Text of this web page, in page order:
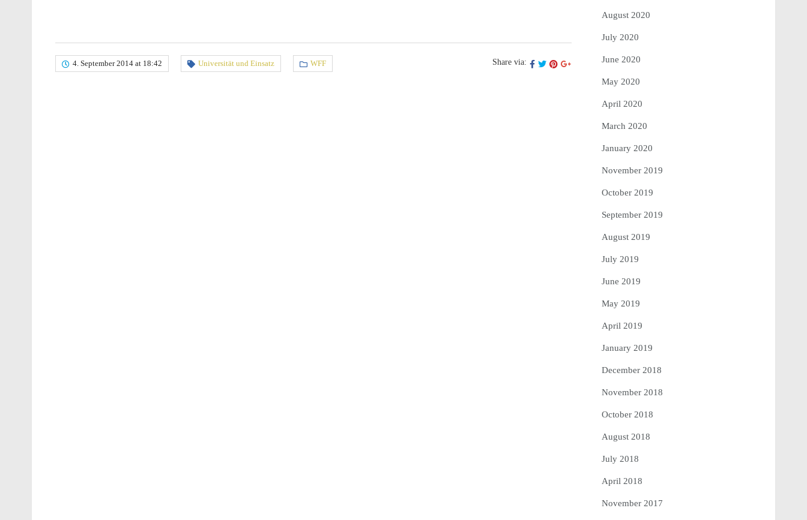
4. September 2014 at 18:42 Universität und Einsatz WFF Share via:
August 2020
July 2020
June 2020
May 2020
April 2020
March 2020
January 2020
November 2019
October 2019
September 2019
August 2019
July 2019
June 2019
May 2019
April 2019
January 2019
December 2018
November 2018
October 2018
August 2018
July 2018
April 2018
November 2017